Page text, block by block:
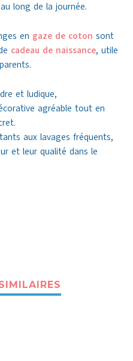
long de la journée.
en gaze de coton sont
cadeau de naissance, utile
et ludique,
agréable tout en
aux lavages fréquents,
et leur qualité dans le